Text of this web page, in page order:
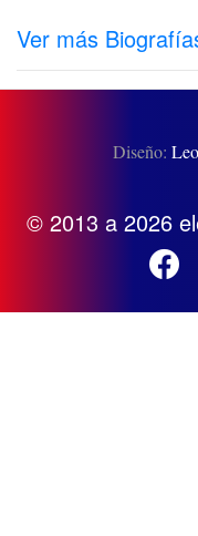
Ver más
Diseño:
© 2013 a 2026